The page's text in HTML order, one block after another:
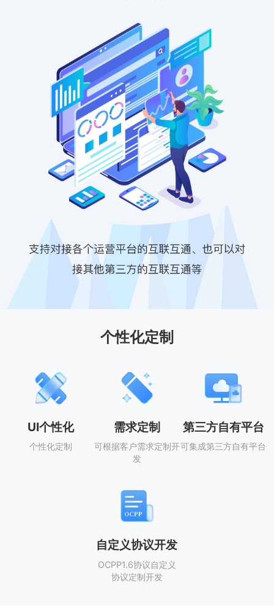
个性化定制
UI个性化
个性化定制
需求定制
可根据客户需求定制开
发
第三方自有平台
可集成第三方自有平台
自定义协议开发
OCPP1.6协议自定义
协议定制开发